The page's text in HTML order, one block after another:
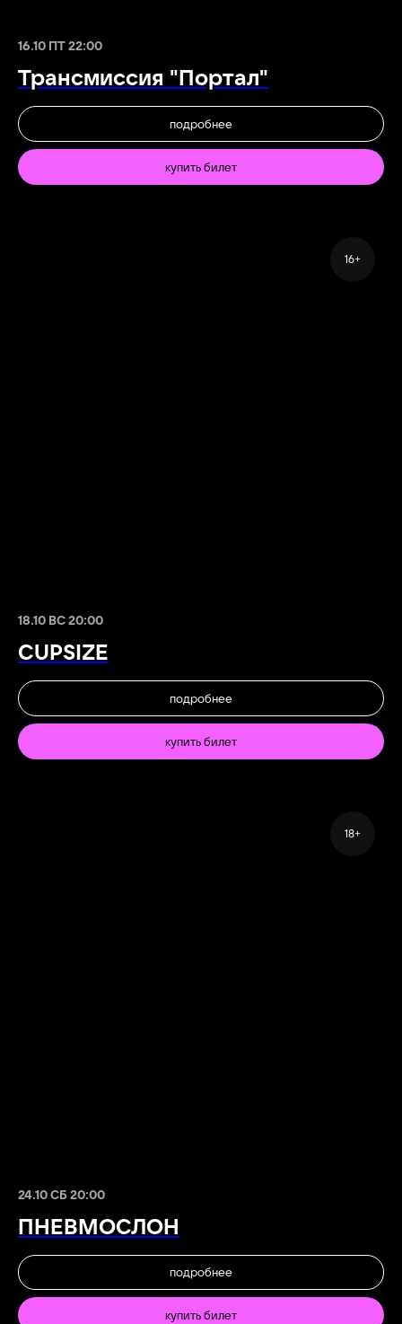
16.10 ПТ 22:00
Трансмиссия "Портал"
подробнее
купить билет
16+
18.10 ВС 20:00
CUPSIZE
подробнее
купить билет
18+
24.10 СБ 20:00
ПНЕВМОСЛОН
подробнее
купить билет